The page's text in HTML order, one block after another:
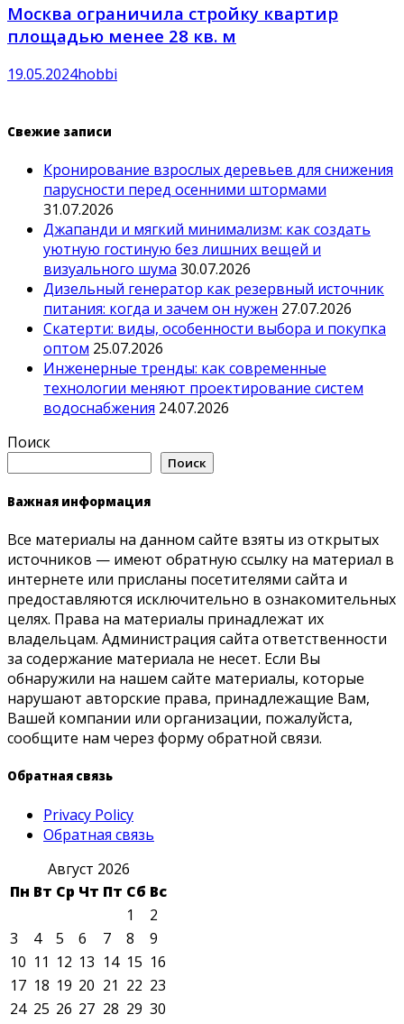
Москва ограничила стройку квартир
площадью менее 28 кв. м
19.05.2024hobbi
Свежие записи
Кронирование взрослых деревьев для снижения
парусности перед осенними штормами
31.07.2026
Джапанди и мягкий минимализм: как создать
уютную гостиную без лишних вещей и
визуального шума 30.07.2026
Дизельный генератор как резервный источник
питания: когда и зачем он нужен 27.07.2026
Скатерти: виды, особенности выбора и покупка
оптом 25.07.2026
Инженерные тренды: как современные
технологии меняют проектирование систем
водоснабжения 24.07.2026
Поиск
Поиск
Важная информация
Все материалы на данном сайте взяты из открытых
источников — имеют обратную ссылку на материал в
интернете или присланы посетителями сайта и
предоставляются исключительно в ознакомительных
целях. Права на материалы принадлежат их
владельцам. Администрация сайта ответственности
за содержание материала не несет. Если Вы
обнаружили на нашем сайте материалы, которые
нарушают авторские права, принадлежащие Вам,
Вашей компании или организации, пожалуйста,
сообщите нам через форму обратной связи.
Обратная связь
Privacy Policy
Обратная связь
Август 2026
Пн Вт Ср Чт Пт Сб Вс
1
2
3
4 5 6 7 8
9
10 11 12 13 14 15 16
17 18 19 20 21 22 23
24 25 26 27 28 29 30